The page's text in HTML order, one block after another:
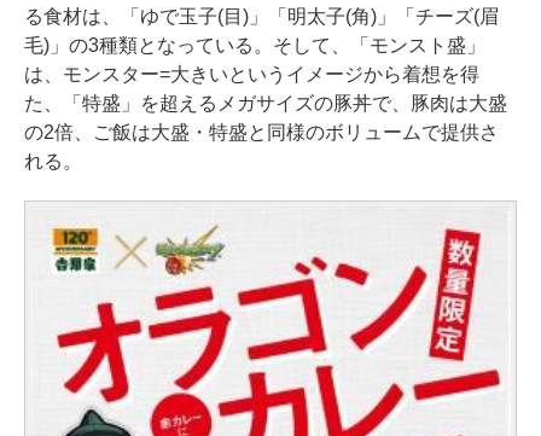
る食材は、「ゆで玉子(目)」「明太子(角)」「チーズ(眉
毛)」の3種類となっている。そして、「モンスト盛」
は、モンスター=大きいというイメージから着想を得
た、「特盛」を超えるメガサイズの豚丼で、豚肉は大盛
の2倍、ご飯は大盛・特盛と同様のボリュームで提供さ
れる。